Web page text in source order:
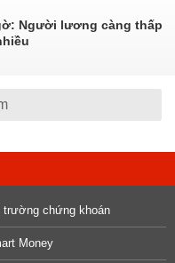
Người lương càng thấp
trường chứng khoán
Money